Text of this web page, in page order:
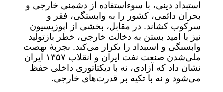
استبداد دینی، با سوءاستفاده از دشمنی خارجی و
بحران دائمی، کشور را به وابستگی، فقر و
سرکوب کشاند. در مقابل، بخشی از اپوزیسیون
نیز با امید بستن به دخالت خارجی، خطر بازتولید
وابستگی و استبداد را تکرار می‌کند. تجربهٔ نهضت
ملی‌شدن صنعت نفت ایران و انقلاب ۱۳۵۷ ایران
نشان داد که آزادی، نه با دیکتاتوری داخلی حفظ
می‌شود و نه با تکیه بر قدرت‌های خارجی.